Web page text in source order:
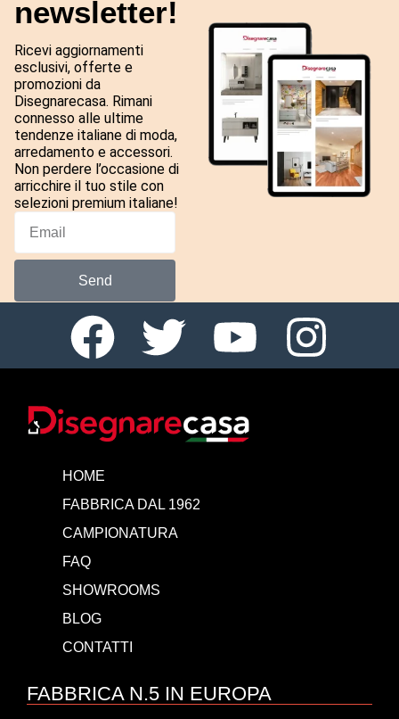
newsletter!
Ricevi aggiornamenti
esclusivi, offerte e
promozioni da
Disegnarecasa. Rimani
connesso alle ultime
tendenze italiane di moda,
arredamento e accessori.
Non perdere l’occasione di
arricchire il tuo stile con
selezioni premium italiane!
Send
HOME
FABBRICA DAL 1962
CAMPIONATURA
FAQ
SHOWROOMS
BLOG
CONTATTI
FABBRICA N.5 IN EUROPA